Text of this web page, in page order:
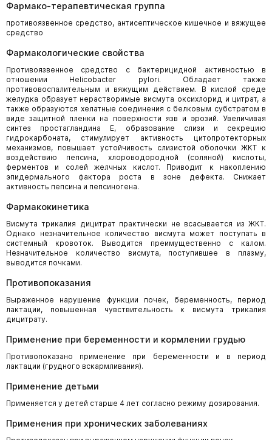
Фармако-терапевтическая группа
противоязвенное средство, антисептическое кишечное и вяжущее
средство
Фармакологические свойства
Противоязвенное средство с бактерицидной активностью в
отношении Helicobacter pylori. Обладает также
противовоспалительным и вяжущим действием. В кислой среде
желудка образует нерастворимые висмута оксихлорид и цитрат, а
также образуются хелатные соединения с белковым субстратом в
виде защитной пленки на поверхности язв и эрозий. Увеличивая
синтез простагландина Е, образование слизи и секрецию
гидрокарбоната, стимулирует активность цитопротекторных
механизмов, повышает устойчивость слизистой оболочки ЖКТ к
воздействию пепсина, хлороводородной (соляной) кислоты,
ферментов и солей желчных кислот. Приводит к накоплению
эпидермального фактора роста в зоне дефекта. Снижает
активность пепсина и пепсиногена.
Фармакокинетика
Висмута трикалия дицитрат практически не всасывается из ЖКТ.
Однако незначительное количество висмута может поступать в
системный кровоток. Выводится преимущественно с калом.
Незначительное количество висмута, поступившее в плазму,
выводится почками.
Противопоказания
Выраженное нарушение функции почек, беременность, период
лактации, повышенная чувствительность к висмута трикалия
дицитрату.
Применение при беременности и кормлении грудью
Противопоказано применение при беременности и в период
лактации (грудного вскармливания).
Применение детьми
Применяется у детей старше 4 лет согласно режиму дозирования.
Применения при хронических заболеваниях